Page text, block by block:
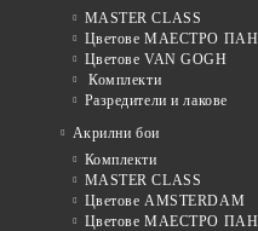
MASTER CLASS
Цветове МАЕСТРО ПАН
Цветове VAN GOGH
Комплекти
Разредители и лакове
Акрилни бои
Комплекти
MASTER CLASS
Цветове AMSTERDAM
Цветове МАЕСТРО ПАН